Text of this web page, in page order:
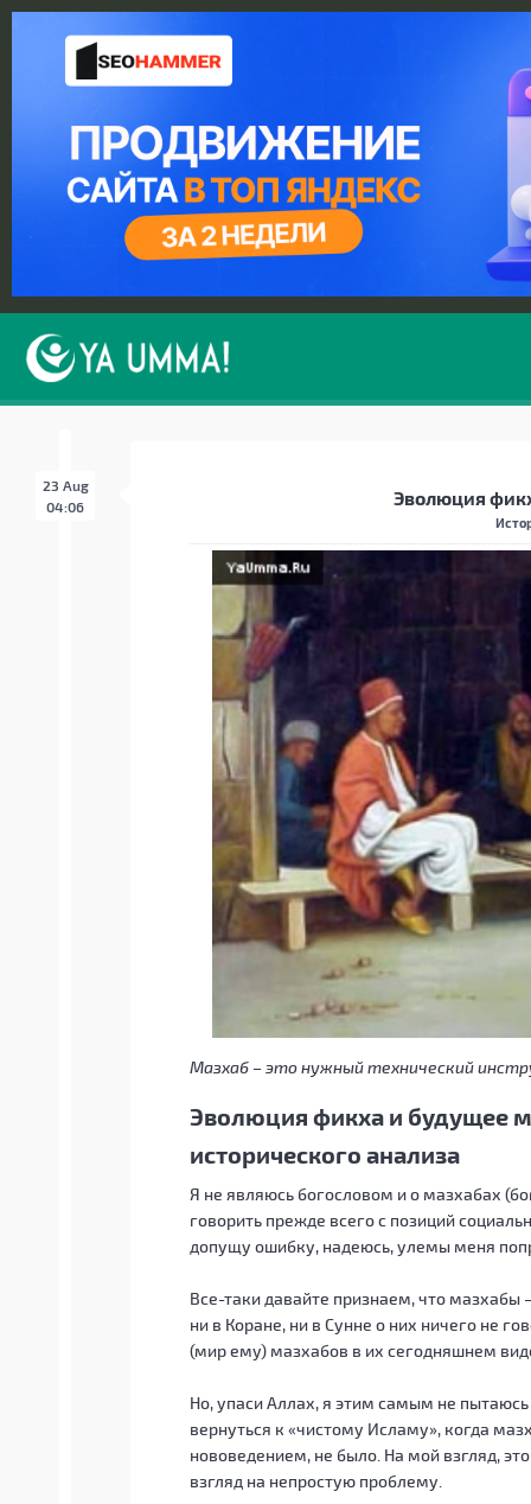
23 Aug
04:06
Эволюция
Мазхаб – это нужный технический
Эволюция фикха и будущее
исторического анализа
Я не являюсь богословом и о мазхабах
говорить прежде всего с позиций
допущу ошибку, надеюсь, улемы меня
Все-таки давайте признаем, что
ни в Коране, ни в Сунне о них ничего не
(мир ему) мазхабов в их сегодняшнем
Но, упаси Аллах, я этим самым не
вернуться к «чистому Исламу», когда
нововедением, не было. На мой взгляд,
взгляд на непростую проблему.